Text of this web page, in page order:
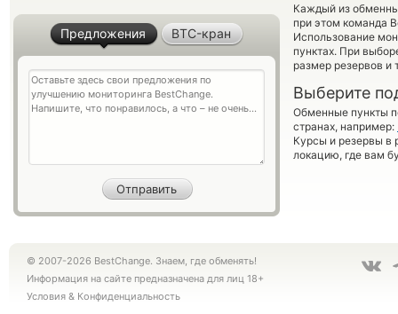
Каждый из
при этом команда
Использование
пунктах. При
размер резервов и
Выберите
Обменные пункты
странах, например:
Курсы и резервы в
локацию, где вам
Предложения BTC-кран
© 2007-2026 BestChange. Знаем, где обменять!
Информация на сайте предназначена для лиц 18+
Условия & Конфиденциальность